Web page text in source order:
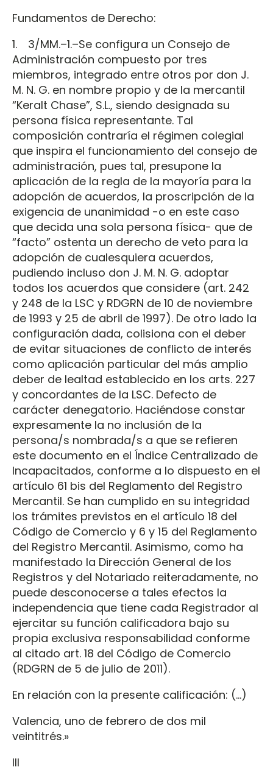
Fundamentos de Derecho:
1. 3/MM.–1.–Se configura un Consejo de
Administración compuesto por tres
miembros, integrado entre otros por don J.
M. N. G. en nombre propio y de la mercantil
“Keralt Chase”, S.L., siendo designada su
persona física representante. Tal
composición contraría el régimen colegial
que inspira el funcionamiento del consejo de
administración, pues tal, presupone la
aplicación de la regla de la mayoría para la
adopción de acuerdos, la proscripción de la
exigencia de unanimidad -o en este caso
que decida una sola persona física- que de
“facto” ostenta un derecho de veto para la
adopción de cualesquiera acuerdos,
pudiendo incluso don J. M. N. G. adoptar
todos los acuerdos que considere (art. 242
y 248 de la LSC y RDGRN de 10 de noviembre
de 1993 y 25 de abril de 1997). De otro lado la
configuración dada, colisiona con el deber
de evitar situaciones de conflicto de interés
como aplicación particular del más amplio
deber de lealtad establecido en los arts. 227
y concordantes de la LSC. Defecto de
carácter denegatorio. Haciéndose constar
expresamente la no inclusión de la
persona/s nombrada/s a que se refieren
este documento en el Índice Centralizado de
Incapacitados, conforme a lo dispuesto en el
artículo 61 bis del Reglamento del Registro
Mercantil. Se han cumplido en su integridad
los trámites previstos en el artículo 18 del
Código de Comercio y 6 y 15 del Reglamento
del Registro Mercantil. Asimismo, como ha
manifestado la Dirección General de los
Registros y del Notariado reiteradamente, no
puede desconocerse a tales efectos la
independencia que tiene cada Registrador al
ejercitar su función calificadora bajo su
propia exclusiva responsabilidad conforme
al citado art. 18 del Código de Comercio
(RDGRN de 5 de julio de 2011).
En relación con la presente calificación: (…)
Valencia, uno de febrero de dos mil
veintitrés.»
III